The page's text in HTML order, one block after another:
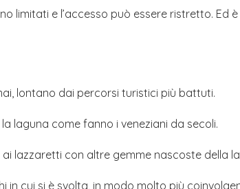
limitati e l’accesso può essere ristretto. Ed
lontano dai percorsi turistici più battuti.
laguna come fanno i veneziani da secoli.
lazzaretti con altre gemme nascoste della
cui si è svolta, in modo molto più